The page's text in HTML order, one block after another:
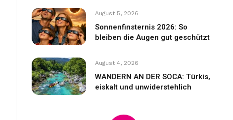
August 5, 2026
Sonnenfinsternis 2026: So
bleiben die Augen gut geschützt
August 4, 2026
WANDERN AN DER SOCA: Türkis,
eiskalt und unwiderstehlich